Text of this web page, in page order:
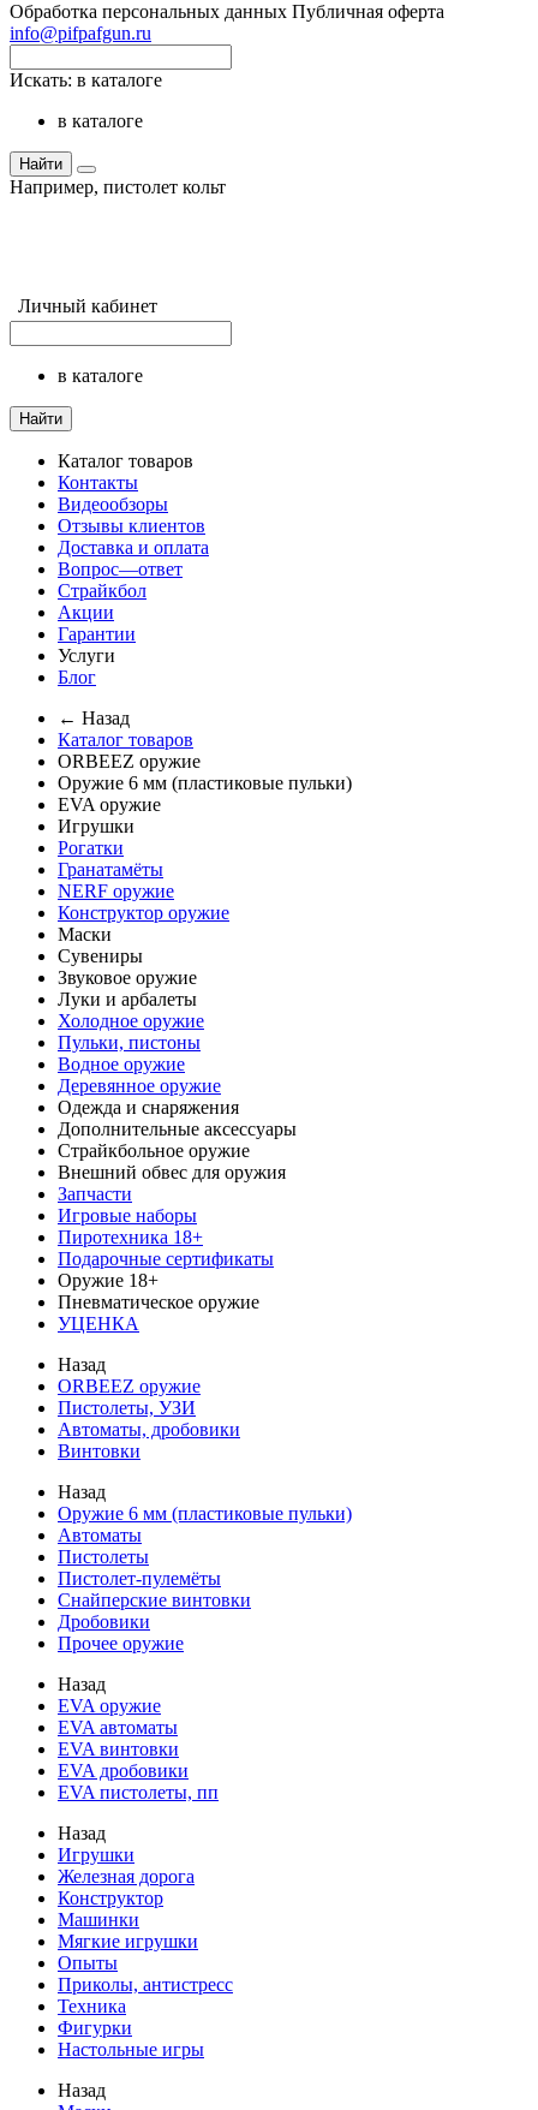
Обработка персональных данных Публичная оферта
info@pifpafgun.ru
Искать: в каталоге
в каталоге
Найти
Например, пистолет кольт
Личный кабинет
в каталоге
Найти
Каталог товаров
Контакты
Видеообзоры
Отзывы клиентов
Доставка и оплата
Вопрос—ответ
Страйкбол
Акции
Гарантии
Услуги
Блог
← Назад
Каталог товаров
ORBEEZ оружие
Оружие 6 мм (пластиковые пульки)
EVA оружие
Игрушки
Рогатки
Гранатамёты
NERF оружие
Конструктор оружие
Маски
Сувениры
Звуковое оружие
Луки и арбалеты
Холодное оружие
Пульки, пистоны
Водное оружие
Деревянное оружие
Одежда и снаряжения
Дополнительные аксессуары
Страйкбольное оружие
Внешний обвес для оружия
Запчасти
Игровые наборы
Пиротехника 18+
Подарочные сертификаты
Оружие 18+
Пневматическое оружие
УЦЕНКА
Назад
ORBEEZ оружие
Пистолеты, УЗИ
Автоматы, дробовики
Винтовки
Назад
Оружие 6 мм (пластиковые пульки)
Автоматы
Пистолеты
Пистолет-пулемёты
Снайперские винтовки
Дробовики
Прочее оружие
Назад
EVA оружие
EVA автоматы
EVA винтовки
EVA дробовики
EVA пистолеты, пп
Назад
Игрушки
Железная дорога
Конструктор
Машинки
Мягкие игрушки
Опыты
Приколы, антистресс
Техника
Фигурки
Настольные игры
Назад